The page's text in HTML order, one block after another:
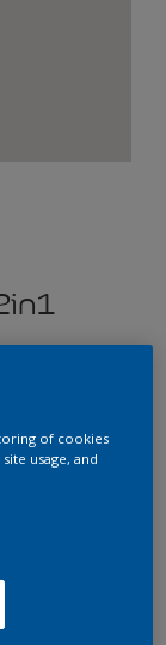
of cookies
usage, and